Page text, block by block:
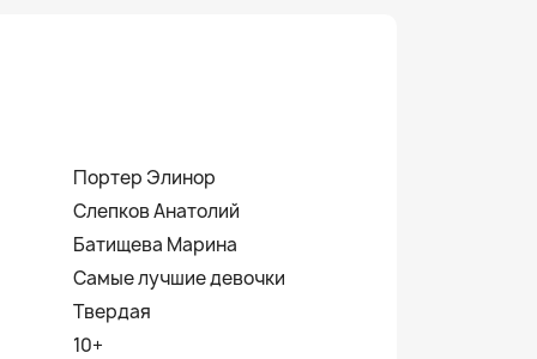
Портер Элинор
Слепков Анатолий
Батищева Марина
Самые лучшие девочки
Твердая
10+